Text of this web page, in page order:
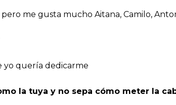
me gusta mucho Aitana, Camilo,
yo quería dedicarme
la tuya y no sepa cómo meter la